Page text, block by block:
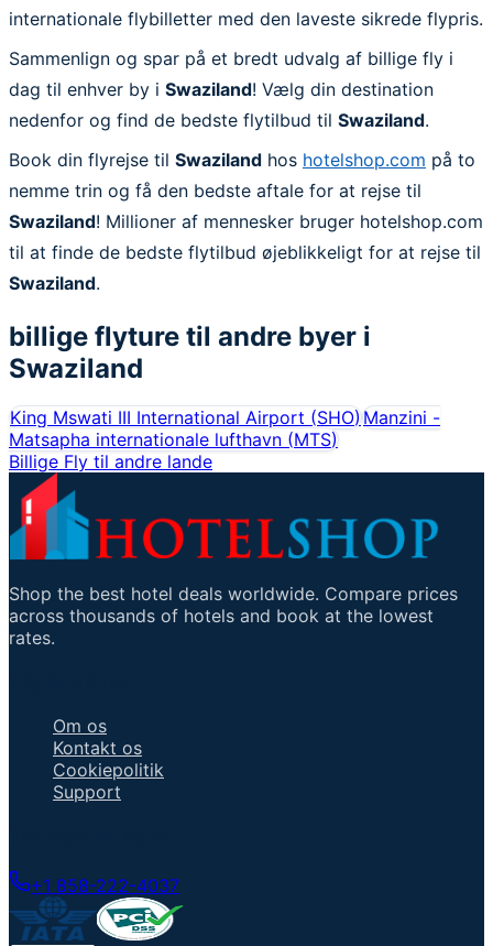
internationale flybilletter med den laveste sikrede flypris.
Sammenlign og spar på et bredt udvalg af billige fly i
dag til enhver by i Swaziland! Vælg din destination
nedenfor og find de bedste flytilbud til Swaziland.
Book din flyrejse til Swaziland hos hotelshop.com på to
nemme trin og få den bedste aftale for at rejse til
Swaziland! Millioner af mennesker bruger hotelshop.com
til at finde de bedste flytilbud øjeblikkeligt for at rejse til
Swaziland.
billige flyture til andre byer i
Swaziland
King Mswati III International Airport (SHO)Manzini -
Matsapha internationale lufthavn (MTS)
Billige Fly til andre lande
Shop the best hotel deals worldwide. Compare prices
across thousands of hotels and book at the lowest
rates.
Om os
Kontakt os
Cookiepolitik
Support
+1 858-222-4037